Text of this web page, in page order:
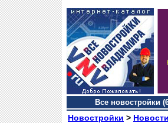
Все новостройки
Новостройки > Новости